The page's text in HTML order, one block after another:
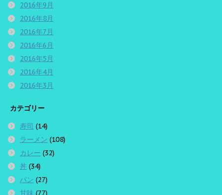
2016年9月
2016年8月
2016年7月
2016年6月
2016年5月
2016年4月
2016年3月
カテゴリー
寿司 (14)
ラーメン (108)
カレー (32)
丼 (34)
パン (27)
甘味 (77)